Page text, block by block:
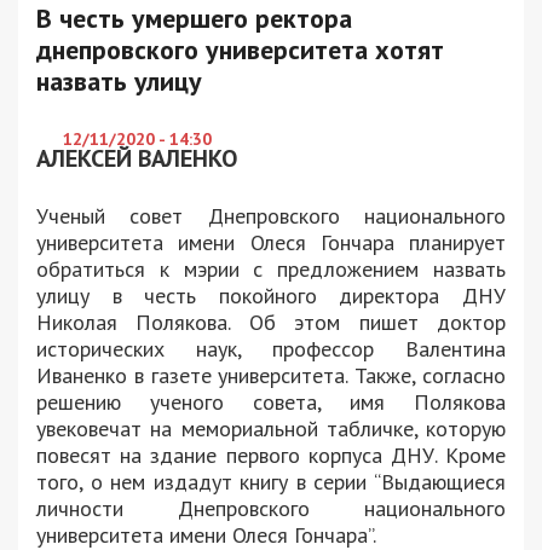
В честь умершего ректора
днепровского университета хотят
назвать улицу
12/11/2020 - 14:30
АЛЕКСЕЙ ВАЛЕНКО
Ученый совет Днепровского национального
университета имени Олеся Гончара планирует
обратиться к мэрии с предложением назвать
улицу в честь покойного директора ДНУ
Николая Полякова. Об этом пишет доктор
исторических наук, профессор Валентина
Иваненко в газете университета. Также, согласно
решению ученого совета, имя Полякова
увековечат на мемориальной табличке, которую
повесят на здание первого корпуса ДНУ. Кроме
того, о нем издадут книгу в серии “Выдающиеся
личности Днепровского национального
университета имени Олеся Гончара”.